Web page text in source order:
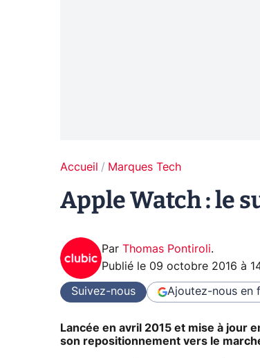
Accueil Marques Tech
Apple Watch : le
Par Thomas Pontiroli.
Publié le 09 octobre 2016 à
Suivez-nous Ajoutez-nous en
Lancée en avril 2015 et mise à jour
son repositionnement vers le